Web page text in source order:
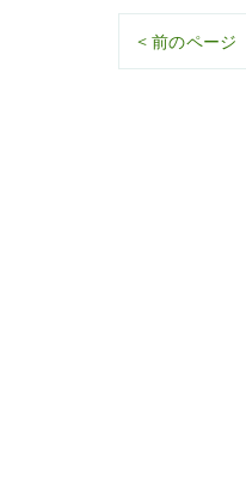
< 前のページ